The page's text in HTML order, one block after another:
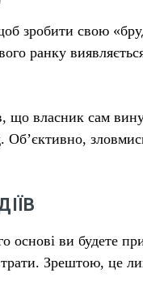
зробити свою
ранку
що власник сам
Об’єктивно,
основі ви будете
Зрештою, це